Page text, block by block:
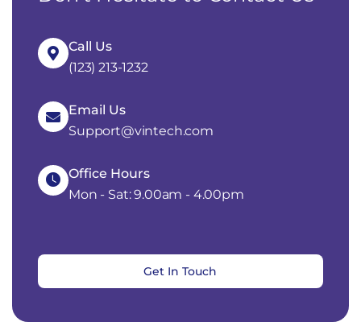
Call Us
(123) 213-1232
Email Us
Support@vintech.com
Office Hours
Mon - Sat: 9.00am - 4.00pm